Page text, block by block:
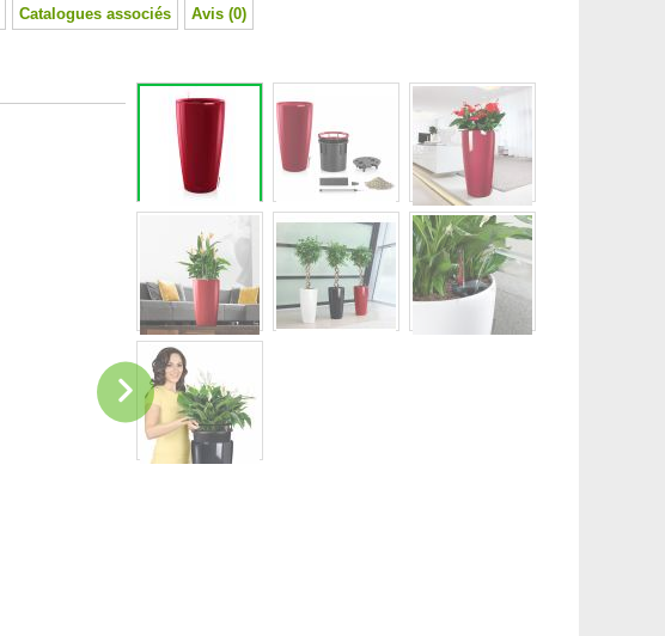
Catalogues associés Avis (0)